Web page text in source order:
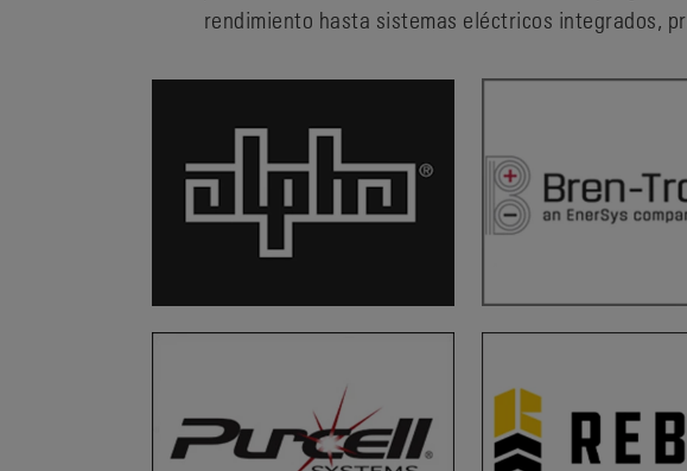
rendimiento hasta sistemas eléctricos integrados,